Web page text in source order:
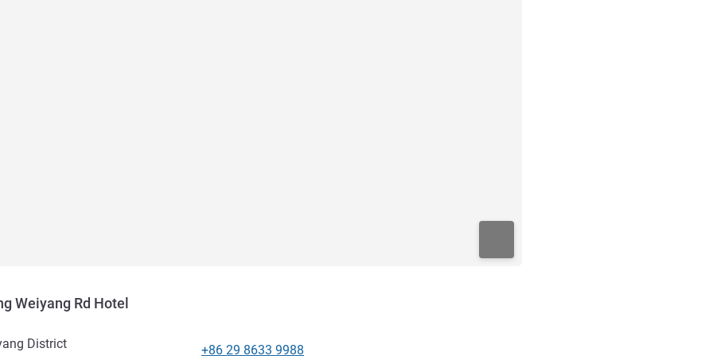
Weiyang Rd Hotel
District
+86 29 8633 9988